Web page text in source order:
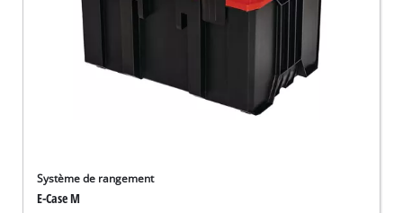
Système de rangement
E-Case M